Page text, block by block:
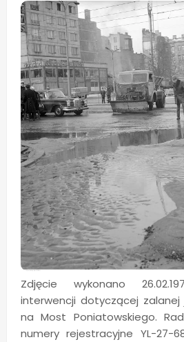
Zdjęcie wykonano
interwencji dotyczącej zalanej
na Most Poniatowskiego.
numery rejestracyjne YL-27-